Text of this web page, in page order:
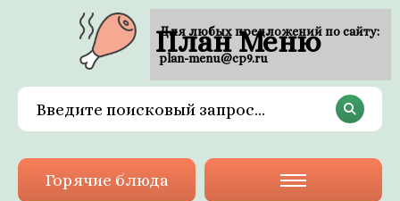
План Меню
Горячие блюда
Для любых предложений по сайту:
plan-menu@cp9.ru